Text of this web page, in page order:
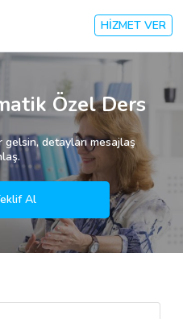
HİZMET VER
Özel Ders
detayları mesajlaş
Al